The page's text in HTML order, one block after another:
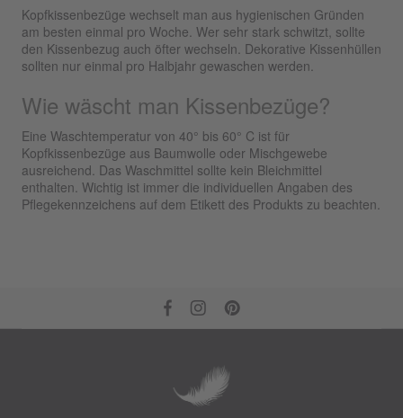
Kopfkissenbezüge wechselt man aus hygienischen Gründen
am besten einmal pro Woche. Wer sehr stark schwitzt, sollte
den Kissenbezug auch öfter wechseln. Dekorative Kissenhüllen
sollten nur einmal pro Halbjahr gewaschen werden.
Wie wäscht man Kissenbezüge?
Eine Waschtemperatur von 40° bis 60° C ist für
Kopfkissenbezüge aus Baumwolle oder Mischgewebe
ausreichend. Das Waschmittel sollte kein Bleichmittel
enthalten. Wichtig ist immer die individuellen Angaben des
Pflegekennzeichens auf dem Etikett des Produkts zu beachten.